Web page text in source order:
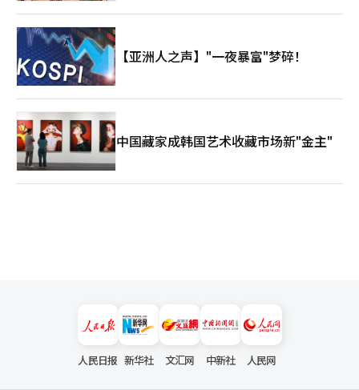
【亚洲人之声】"一夜暴富"梦碎！
中国藏家成韩国艺术收藏市场新"金主"
人民日报 新华社 文汇网 中新社 人民网